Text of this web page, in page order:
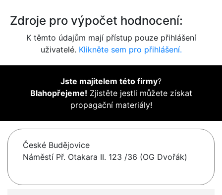
Zdroje pro výpočet hodnocení:
K těmto údajům mají přístup pouze přihlášení
uživatelé. Klikněte sem pro přihlášení.
Jste majitelem této firmy?
Blahopřejeme! Zjistěte jestli můžete získat
propagační materiály!
České Budějovice
Náměstí Př. Otakara II. 123 /36 (OG Dvořák)